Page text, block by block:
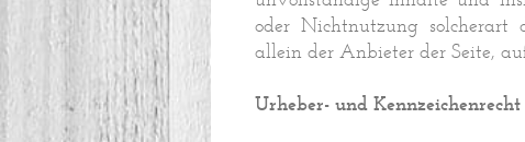
oder Nichtnutzung solcherart
allein der Anbieter der Seite,
Urheber- und Kennzeichenrecht